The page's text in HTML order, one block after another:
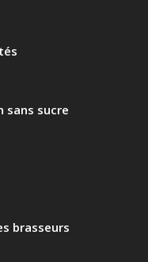
sans sucre
brasseurs